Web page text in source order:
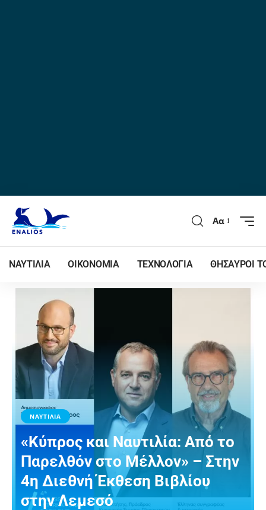
Αα
ΝΑΥΤΙΛΙΑ ΟΙΚΟΝΟΜΙΑ ΤΕΧΝΟΛΟΓΙΑ ΘΗΣΑΥΡΟΙ
ΝΑΥΤΙΛΙΑ
«Κύπρος και Ναυτιλία: Από το
Παρελθόν στο Μέλλον» – Στην
4η Διεθνή Έκθεση Βιβλίου
στην Λεμεσό